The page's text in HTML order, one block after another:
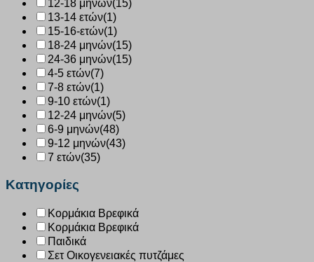
12-18 μηνών(15)
13-14 ετών(1)
15-16-ετών(1)
18-24 μηνών(15)
24-36 μηνών(15)
4-5 ετών(7)
7-8 ετών(1)
9-10 ετών(1)
12-24 μηνών(5)
6-9 μηνών(48)
9-12 μηνών(43)
7 ετών(35)
Κατηγορίες
Κορμάκια Βρεφικά
Κορμάκια Βρεφικά
Παιδικά
Σετ Οικογενειακές πυτζάμες